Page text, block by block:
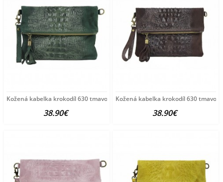
Kožená kabelka krokodíl 630 tmavozelená Zelená
38.90€
Kožená kabelka krokodíl 630
38.90€